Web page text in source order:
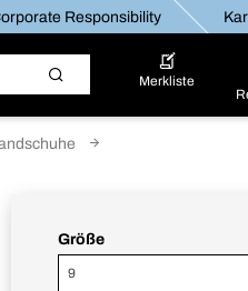
Responsibility
Merkliste
Größe
9